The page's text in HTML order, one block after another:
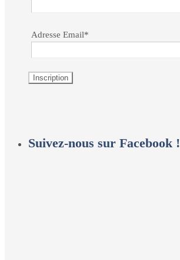
Adresse Email*
Suivez-nous sur Facebook !